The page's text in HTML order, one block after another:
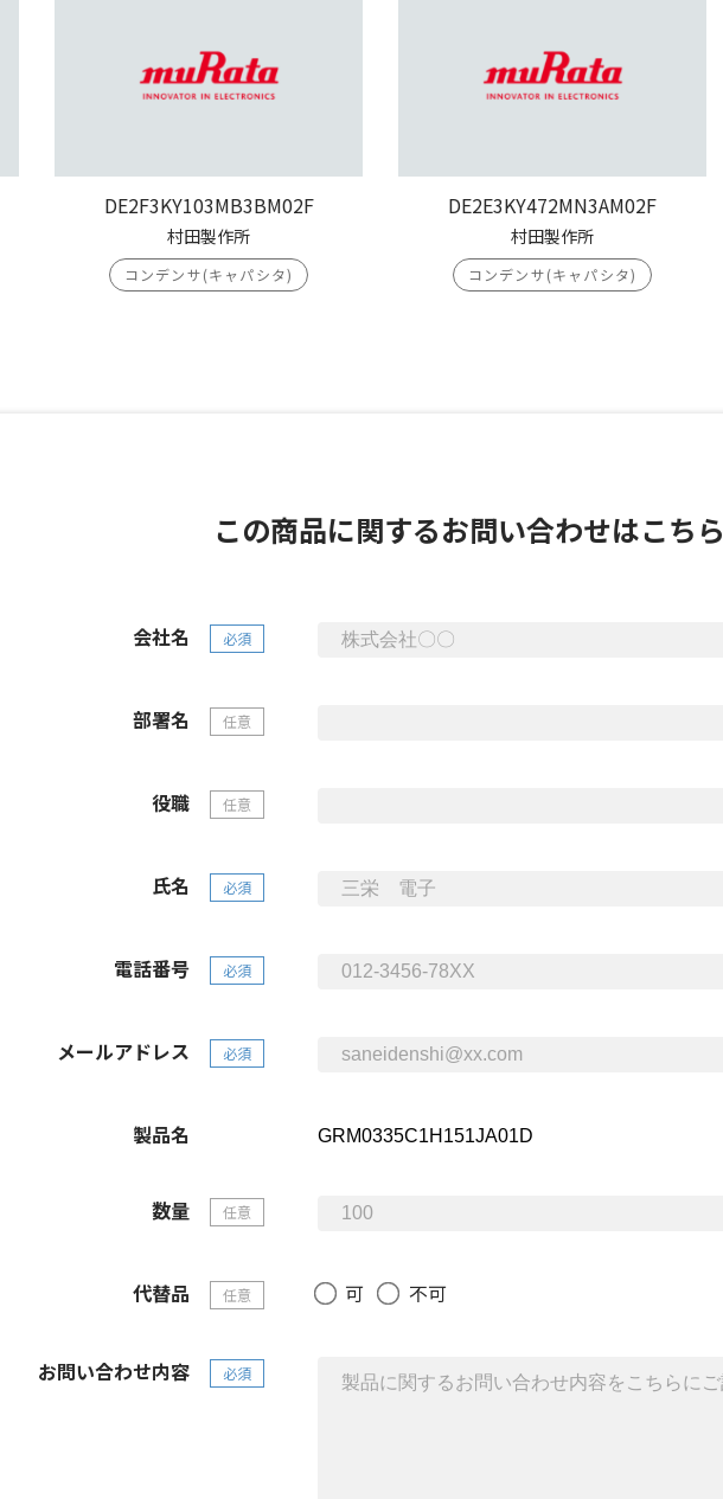
DE2F3KY103MB3BM02F
村田製作所
コンデンサ(キャパシタ)
DE2E3KY472MN3AM02F
村田製作所
コンデンサ(キャパシタ)
この商品に関するお問い合わせはこちら
会社名 必須
部署名 任意
役職 任意
氏名 必須
電話番号 必須
メールアドレス 必須
製品名
数量 任意
代替品 任意 可 不可
お問い合わせ内容 必須